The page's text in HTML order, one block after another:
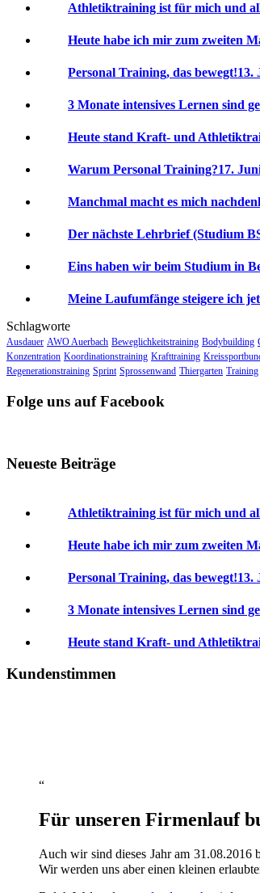
Athletiktraining ist für mich und
Heute habe ich mir zum zweiten
Personal Training, das bewegt!13.
3 Monate intensives Lernen sind
Heute stand Kraft- und
Warum Personal Training?17.
Manchmal macht es mich
Der nächste Lehrbrief (Studium
Eins haben wir beim Studium in
Meine Laufumfänge steigere ich
Schlagworte
Ausdauer AWO Auerbach Beweglichkeitstraining Bodybuilding
Konzentration Koordinationstraining Krafttraining
Regenerationstraining Sprint Sprossenwand Thiergarten Training
Folge uns auf Facebook
Neueste Beiträge
Athletiktraining ist für mich und
Heute habe ich mir zum zweiten
Personal Training, das bewegt!13.
3 Monate intensives Lernen sind
Heute stand Kraft- und
Kundenstimmen
Für unseren Firmenlauf
Auch wir sind dieses Jahr am
Wir werden uns aber einen kleinen